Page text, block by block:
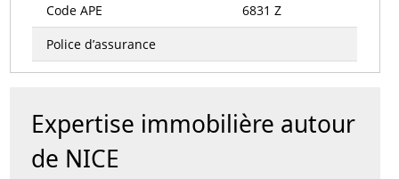
Code APE
6831 Z
Police d’assurance
Expertise immobilière autour
de NICE